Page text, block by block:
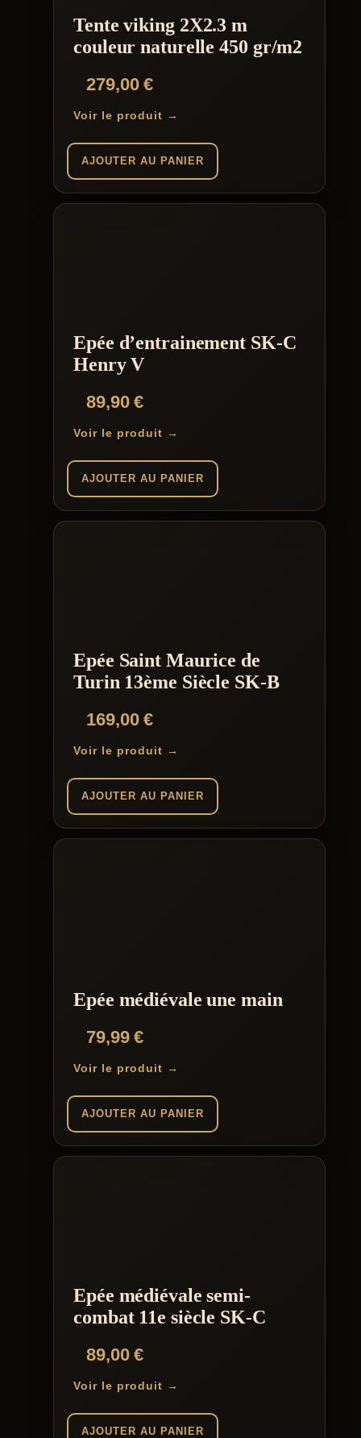
Tente viking 2X2.3 m
couleur naturelle 450 gr/m2
279,00€
Voir le produit →
AJOUTER AU PANIER
Epée d’entrainement SK-C
Henry V
89,90€
Voir le produit →
AJOUTER AU PANIER
Epée Saint Maurice de
Turin 13ème Siècle SK-B
169,00€
Voir le produit →
AJOUTER AU PANIER
Epée médiévale une main
79,99€
Voir le produit →
AJOUTER AU PANIER
Epée médiévale semi-
combat 11e siècle SK-C
89,00€
Voir le produit →
AJOUTER AU PANIER